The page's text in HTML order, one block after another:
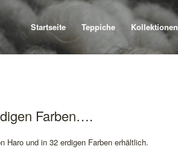
Startseite Teppiche Kollektionen
Farben….
und in 32 erdigen Farben erhältlich.